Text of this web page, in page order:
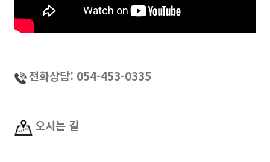
전화상담: 054-453-0335
오시는 길